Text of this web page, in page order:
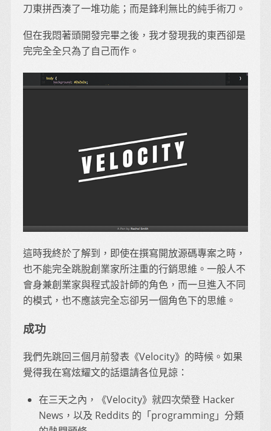
刀東拼西湊了一堆功能；而是鋒利無比的純手術刀。
但在我悶著頭開發完畢之後，我才發現我的東西卻是
完完全全只為了自己而作。
這時我終於了解到，即使在撰寫開放源碼專案之時，
也不能完全跳脫創業家所注重的行銷思維。一般人不
會身兼創業家與程式設計師的角色，而一旦進入不同
的模式，也不應該完全忘卻另一個角色下的思維。
成功
我們先跳回三個月前發表《Velocity》的時候。如果
覺得我在寫炫耀文的話還請各位見諒：
在三天之內，《Velocity》就四次榮登 Hacker
News，以及 Reddits 的「programming」分類